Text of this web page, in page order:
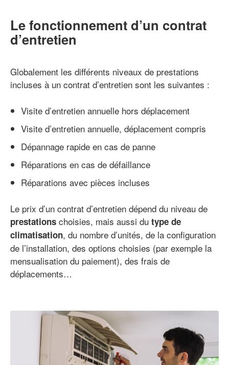
Le fonctionnement d’un contrat
d’entretien
Globalement les différents niveaux de prestations
incluses à un contrat d’entretien sont les suivantes :
Visite d’entretien annuelle hors déplacement
Visite d’entretien annuelle, déplacement compris
Dépannage rapide en cas de panne
Réparations en cas de défaillance
Réparations avec pièces incluses
Le prix d’un contrat d’entretien dépend du niveau de
prestations choisies, mais aussi du type de
climatisation, du nombre d’unités, de la configuration
de l’installation, des options choisies (par exemple la
mensualisation du paiement), des frais de
déplacements…